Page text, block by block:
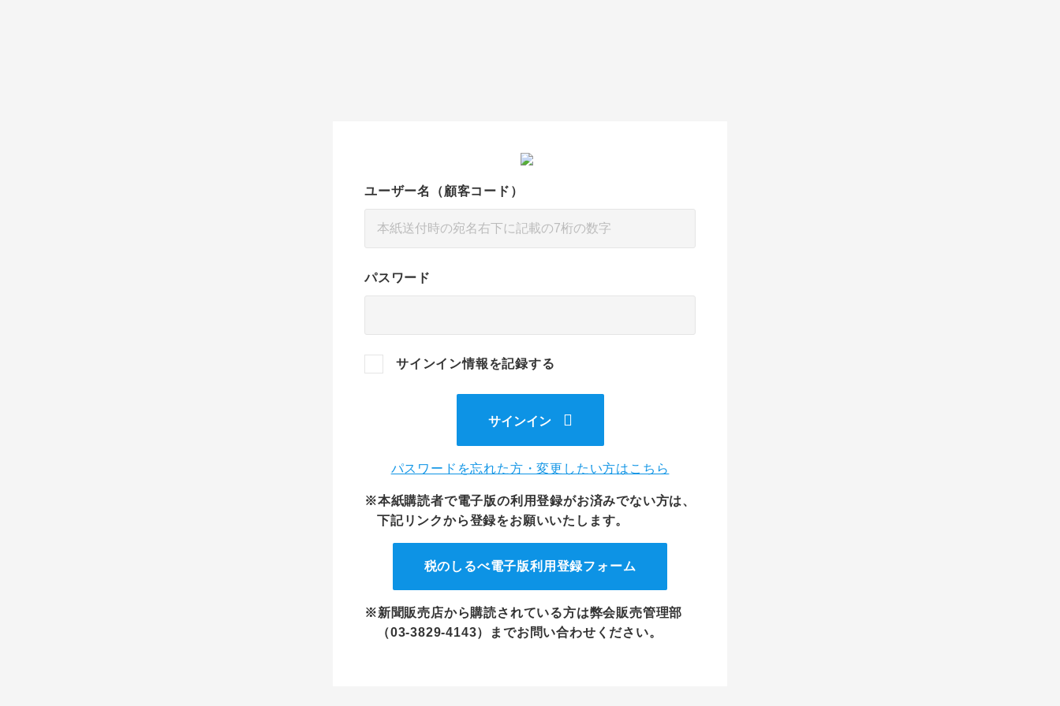
ユーザー名（顧客コード）
パスワード
サインイン情報を記録する
サインイン
パスワードを忘れた方・変更したい方はこちら
※本紙購読者で電子版の利用登録がお済みでない方は、
下記リンクから登録をお願いいたします。
税のしるべ電子版利用登録フォーム
※新聞販売店から購読されている方は弊会販売管理部
（03-3829-4143）までお問い合わせください。